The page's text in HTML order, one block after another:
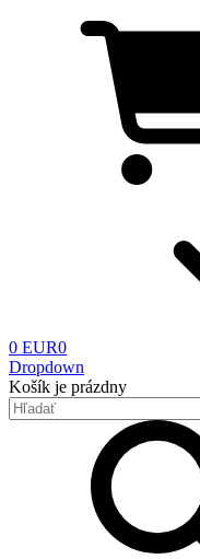
0 EUR0
Dropdown
Košík je prázdny